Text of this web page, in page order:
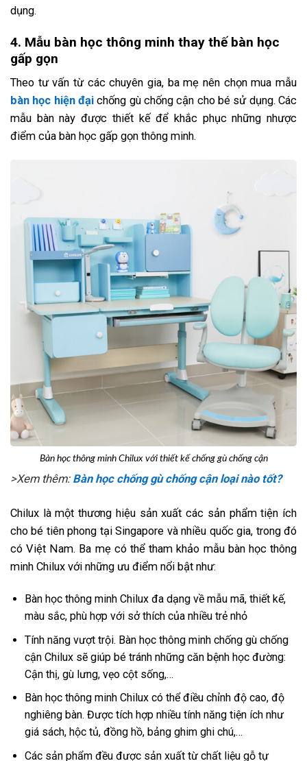
dụng.
4. Mẫu bàn học thông minh thay thế bàn học
gấp gọn
Theo tư vấn từ các chuyên gia, ba mẹ nên chọn mua mẫu
bàn học hiện đại chống gù chống cận cho bé sử dụng. Các
mẫu bàn này được thiết kế để khắc phục những nhược
điểm của bàn học gấp gọn thông minh.
Bàn học thông minh Chilux với thiết kế chống gù chống cận
>Xem thêm: Bàn học chống gù chống cận loại nào tốt?
Chilux là một thương hiệu sản xuất các sản phẩm tiện ích
cho bé tiên phong tại Singapore và nhiều quốc gia, trong đó
có Việt Nam. Ba mẹ có thể tham khảo mẫu bàn học thông
minh Chilux với những ưu điểm nổi bật như:
Bàn học thông minh Chilux đa dạng về mẫu mã, thiết kế,
màu sắc, phù hợp với sở thích của nhiều trẻ nhỏ
Tính năng vượt trội. Bàn học thông minh chống gù chống
cận Chilux sẽ giúp bé tránh những căn bệnh học đường:
Cận thị, gù lưng, vẹo cột sống,…
Bàn học thông minh Chilux có thể điều chỉnh độ cao, độ
nghiêng bàn. Được tích hợp nhiều tính năng tiện ích như
giá sách, hộc tủ, đồng hồ, bảng ghim ghi chú,…
Các sản phẩm đều được sản xuất từ chất liệu gỗ tự